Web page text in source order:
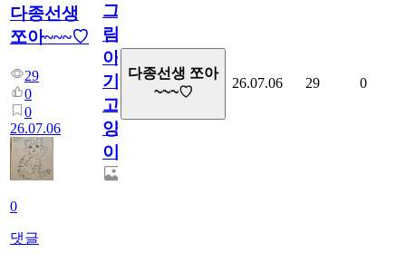
다종선생
쪼아~~~♡
29
0
0
26.07.06
0
댓글
그
림...
아
기
고
양
이
다종선생 쪼아
~~~♡
26.07.06 29 0